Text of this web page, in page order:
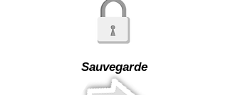
Sauvegarde